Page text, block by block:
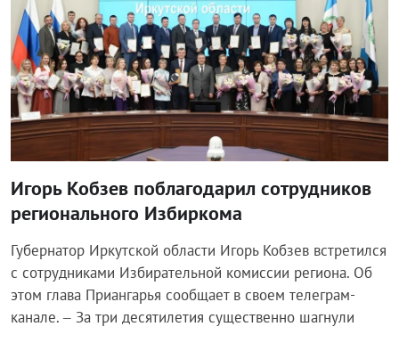
Игорь Кобзев поблагодарил сотрудников
регионального Избиркома
Губернатор Иркутской области Игорь Кобзев встретился
с сотрудниками Избирательной комиссии региона. Об
этом глава Приангарья сообщает в своем телеграм-
канале. – За три десятилетия существенно шагнули